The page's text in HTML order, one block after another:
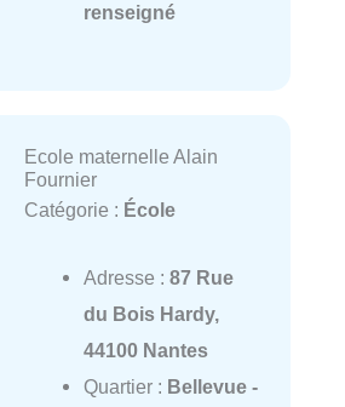
renseigné
Ecole maternelle Alain
Fournier
Catégorie : École
Adresse : 87 Rue
du Bois Hardy,
44100 Nantes
Quartier : Bellevue -